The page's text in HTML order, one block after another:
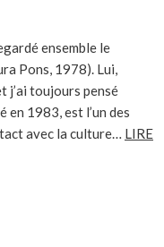
ensemble le
Pons, 1978). Lui,
j’ai toujours pensé
en 1983, est l’un des
avec la culture… LIRE